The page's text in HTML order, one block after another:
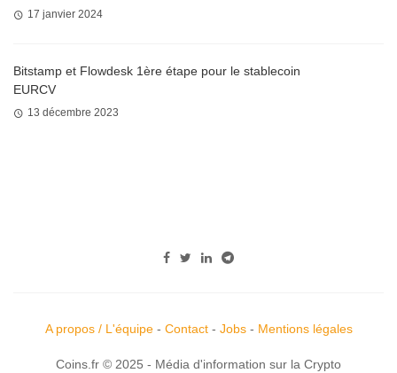
17 janvier 2024
Bitstamp et Flowdesk 1ère étape pour le stablecoin
EURCV
13 décembre 2023
A propos / L'équipe- Contact- Jobs- Mentions légales
Coins.fr © 2025 - Média d'information sur la Crypto